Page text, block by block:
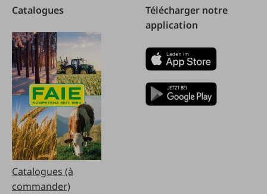
Catalogues
Catalogues (à
commander)
Télécharger notre
application